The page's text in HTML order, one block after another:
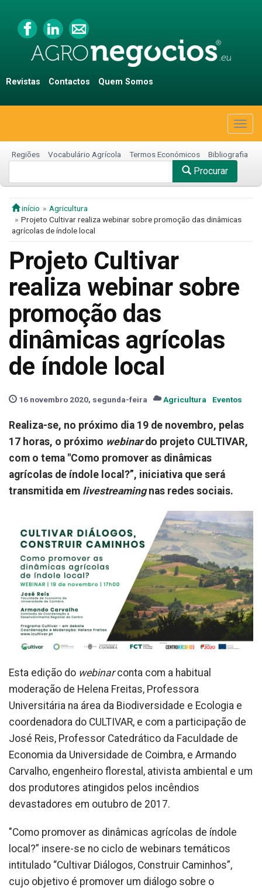
Revistas Contactos Quem Somos
Regiões Vocabulário Agrícola Termos Económicos Bibliografia
Procurar
início
Agricultura
Projeto Cultivar realiza webinar sobre promoção das dinâmicas
agrícolas de índole local
Projeto Cultivar
realiza webinar sobre
promoção das
dinâmicas agrícolas
de índole local
16 novembro 2020, segunda-feira Agricultura Eventos
Realiza-se, no próximo dia 19 de novembro, pelas
17 horas, o próximo webinardo projeto CULTIVAR,
com o tema "Como promover as dinâmicas
agrícolas de índole local?”, iniciativa que será
transmitida em livestreamingnas redes sociais.
Esta edição do webinarconta com a habitual
moderação de Helena Freitas, Professora
Universitária na área da Biodiversidade e Ecologia e
coordenadora do CULTIVAR, e com a participação de
José Reis, Professor Catedrático da Faculdade de
Economia da Universidade de Coimbra, e Armando
Carvalho, engenheiro florestal, ativista ambiental e um
dos produtores atingidos pelos incêndios
devastadores em outubro de 2017.
"Como promover as dinâmicas agrícolas de índole
local?” insere-se no ciclo de webinars temáticos
intitulado “Cultivar Diálogos, Construir Caminhos”,
cujo objetivo é promover um diálogo sobre o